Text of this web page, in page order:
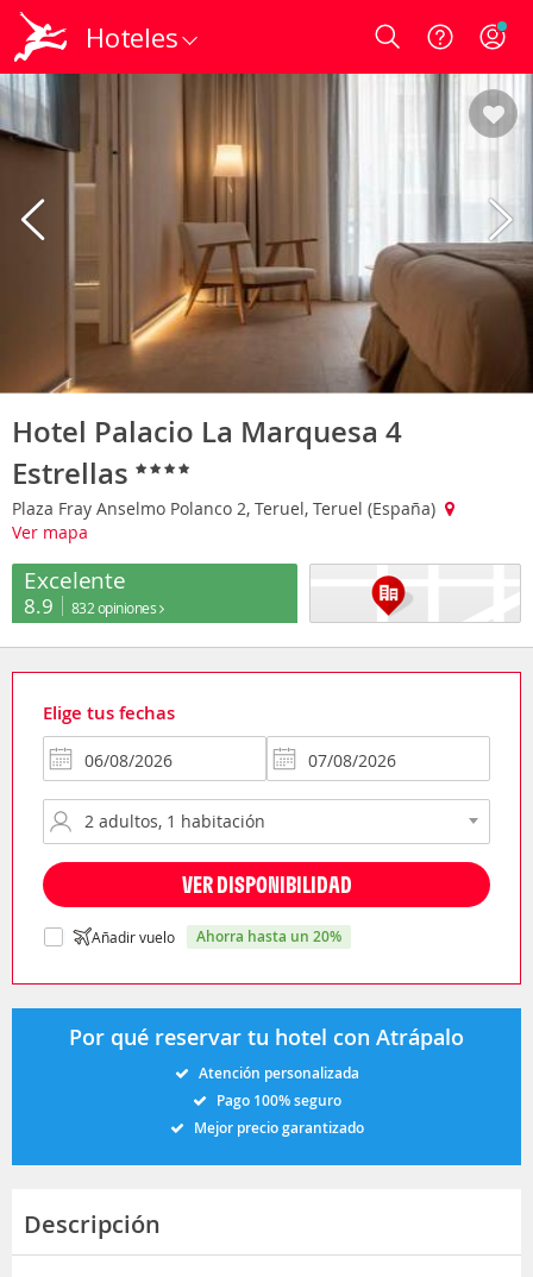
Hoteles Login
Hotel Palacio La Marquesa 4
Estrellas
Plaza Fray Anselmo Polanco 2, Teruel, Teruel (España)
Ver mapa
Excelente
8.9 832 opiniones
Elige tus fechas
VER DISPONIBILIDAD
Añadir vuelo ahorra hasta un 20%
Por qué reservar tu hotel con Atrápalo
Atención personalizada
Pago 100% seguro
Mejor precio garantizado
Descripción